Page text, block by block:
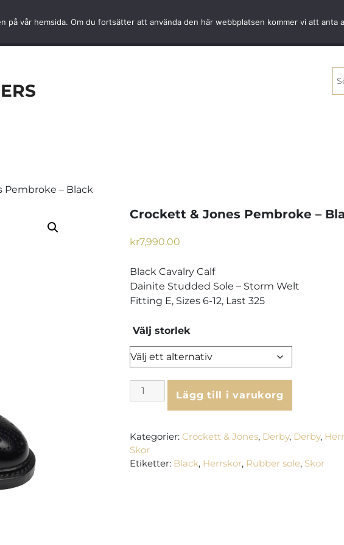
Pembroke – Black
Crockett & Jones Pembroke –
kr7,990.00
Black Cavalry Calf
Dainite Studded Sole – Storm Welt
Fitting E, Sizes 6-12, Last 325
Välj storlek
Crockett
&
Pembroke
-
Black
Lägg till i varukorg
Kategorier: Crockett & Jones, Derby, Derby,
Skor
Etiketter: Black, Herrskor, Rubber sole, Skor
vår hemsida. Om du fortsätter att använda den här webbplatsen kommer vi att anta